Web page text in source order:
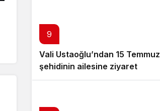
9
Vali Ustaoğlu’ndan 15 Temmuz
şehidinin ailesine ziyaret